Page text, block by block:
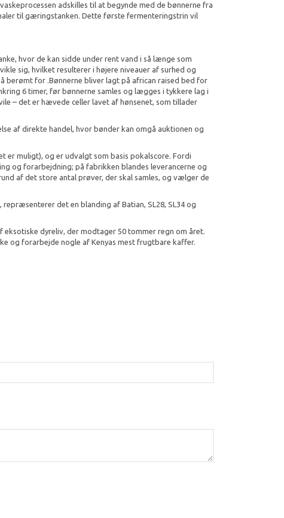
adskilles til at begynde med de bønnerne fra
til gæringstanken. Dette første fermenteringstrin vil
hvor de kan sidde under rent vand i så længe som
sig, hvilket resulterer i højere niveauer af surhed og
berømt for .Bønnerne bliver lagt på african raised bed for
6 timer, før bønnerne samles og lægges i tykkere lag i
– det er hævede celler lavet af hønsenet, som tillader
af direkte handel, hvor bønder kan omgå auktionen og
er muligt), og er udvalgt som basis pokalscore. Fordi
og forarbejdning; på fabrikken blandes leverancerne og
af det store antal prøver, der skal samles, og vælger de
det en blanding af Batian, SL28, SL34 og
dyreliv, der modtager 50 tommer regn om året.
og forarbejde nogle af Kenyas mest frugtbare kaffer.